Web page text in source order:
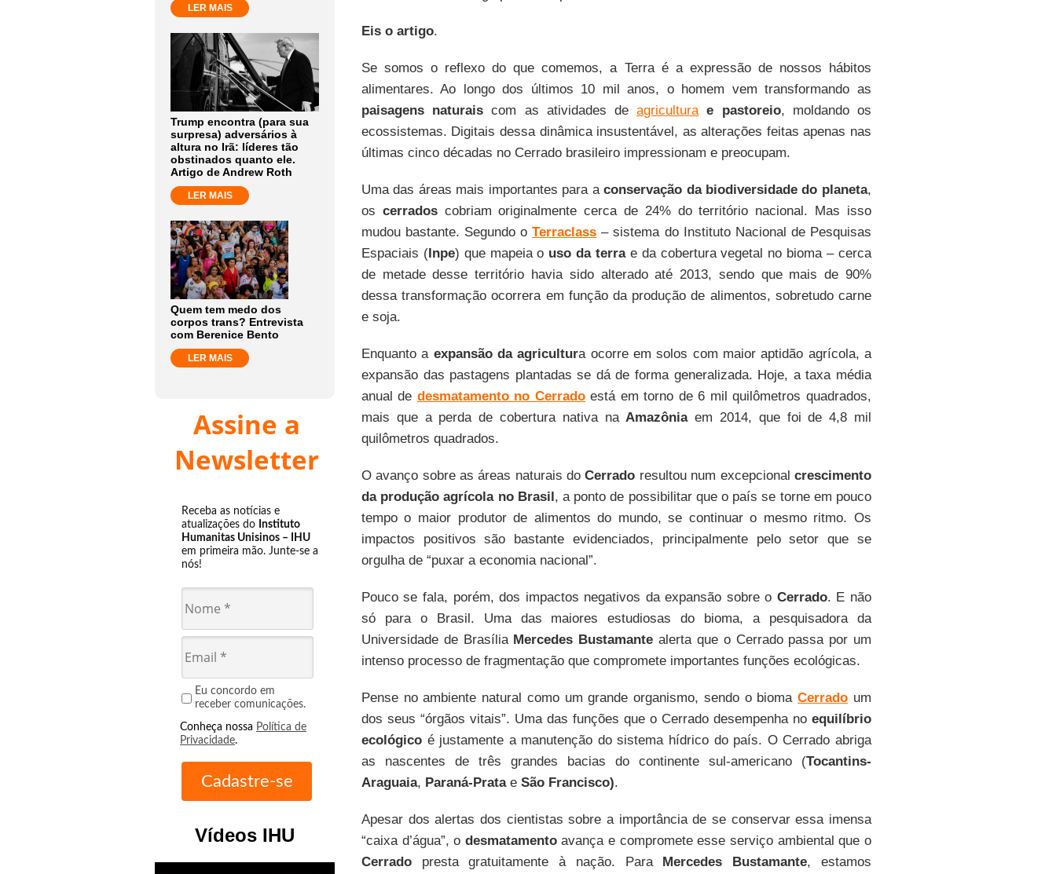
LER MAIS
Trump encontra (para sua
surpresa) adversários à
altura no Irã: líderes tão
obstinados quanto ele.
Artigo de Andrew Roth
LER MAIS
Quem tem medo dos
corpos trans? Entrevista
com Berenice Bento
LER MAIS
Assine a
Newsletter
Receba as notícias e
atualizações do Instituto
Humanitas Unisinos – IHU
em primeira mão. Junte-se a
nós!
Eu concordo em
receber comunicações.
Conheça nossa Política de
Privacidade.
Vídeos IHU
Eis o artigo.
Se somos o reflexo do que comemos, a Terra é a expressão de nossos hábitos
alimentares. Ao longo dos últimos 10 mil anos, o homem vem transformando as
paisagens naturais com as atividades deagriculturae pastoreio, moldando os
ecossistemas. Digitais dessa dinâmica insustentável, as alterações feitas apenas nas
últimas cinco décadas no Cerrado brasileiro impressionam e preocupam.
Uma das áreas mais importantes para aconservação da biodiversidade do planeta,
os cerradoscobriam originalmente cerca de 24% do território nacional. Mas isso
mudou bastante. Segundo oTerraclass – sistema do Instituto Nacional de Pesquisas
Espaciais (Inpe) que mapeia o uso da terrae da cobertura vegetal no bioma – cerca
de metade desse território havia sido alterado até 2013, sendo que mais de 90%
dessa transformação ocorrera em função da produção de alimentos, sobretudo carne
e soja.
Enquanto a expansão da agricultura ocorre em solos com maior aptidão agrícola, a
expansão das pastagens plantadas se dá de forma generalizada. Hoje, a taxa média
anual de desmatamento no Cerradoestá em torno de 6 mil quilômetros quadrados,
mais que a perda de cobertura nativa naAmazôniaem 2014, que foi de 4,8 mil
quilômetros quadrados.
O avanço sobre as áreas naturais doCerrado resultou num excepcional crescimento
da produção agrícola no Brasil, a ponto de possibilitar que o país se torne em pouco
tempo o maior produtor de alimentos do mundo, se continuar o mesmo ritmo. Os
impactos positivos são bastante evidenciados, principalmente pelo setor que se
orgulha de “puxar a economia nacional”.
Pouco se fala, porém, dos impactos negativos da expansão sobre o Cerrado. E não
só para o Brasil. Uma das maiores estudiosas do bioma, a pesquisadora da
Universidade de Brasília Mercedes Bustamante alerta que o Cerrado passa por um
intenso processo de fragmentação que compromete importantes funções ecológicas.
Pense no ambiente natural como um grande organismo, sendo o biomaCerrado um
dos seus “órgãos vitais”. Uma das funções que o Cerrado desempenha no equilíbrio
ecológicoé justamente a manutenção do sistema hídrico do país. O Cerrado abriga
as nascentes de três grandes bacias do continente sul-americano (Tocantins-
Araguaia, Paraná-Pratae São Francisco).
Apesar dos alertas dos cientistas sobre a importância de se conservar essa imensa
“caixa d’água”, o desmatamentoavança e compromete esse serviço ambiental que o
Cerradopresta gratuitamente à nação. Para Mercedes Bustamante, estamos